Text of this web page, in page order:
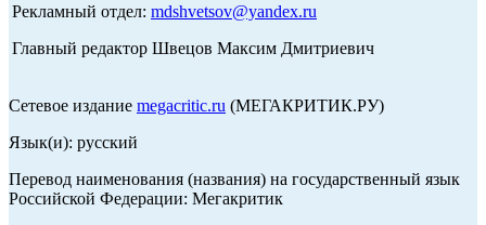
Рекламный отдел: mdshvetsov@yandex.ru
Главный редактор Швецов Максим Дмитриевич
Сетевое издание megacritic.ru (МЕГАКРИТИК.РУ)
Язык(и): русский
Перевод наименования (названия) на государственный язык
Российской Федерации: Мегакритик